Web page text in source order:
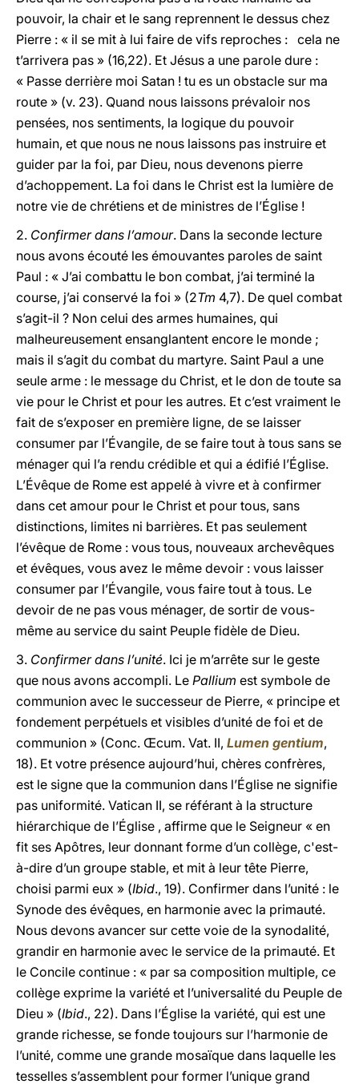
pouvoir, la chair et le sang reprennent le dessus chez
Pierre : « il se mit à lui faire de vifs reproches : cela ne
t’arrivera pas » (16,22). Et Jésus a une parole dure :
« Passe derrière moi Satan ! tu es un obstacle sur ma
route » (v. 23). Quand nous laissons prévaloir nos
pensées, nos sentiments, la logique du pouvoir
humain, et que nous ne nous laissons pas instruire et
guider par la foi, par Dieu, nous devenons pierre
d’achoppement. La foi dans le Christ est la lumière de
notre vie de chrétiens et de ministres de l’Église !
2. Confirmer dans l’amour. Dans la seconde lecture
nous avons écouté les émouvantes paroles de saint
Paul : « J’ai combattu le bon combat, j’ai terminé la
course, j’ai conservé la foi » (2Tm 4,7). De quel combat
s’agit-il ? Non celui des armes humaines, qui
malheureusement ensanglantent encore le monde ;
mais il s’agit du combat du martyre. Saint Paul a une
seule arme : le message du Christ, et le don de toute sa
vie pour le Christ et pour les autres. Et c’est vraiment le
fait de s’exposer en première ligne, de se laisser
consumer par l’Évangile, de se faire tout à tous sans se
ménager qui l’a rendu crédible et qui a édifié l’Église.
L’Évêque de Rome est appelé à vivre et à confirmer
dans cet amour pour le Christ et pour tous, sans
distinctions, limites ni barrières. Et pas seulement
l’évêque de Rome : vous tous, nouveaux archevêques
et évêques, vous avez le même devoir : vous laisser
consumer par l’Évangile, vous faire tout à tous. Le
devoir de ne pas vous ménager, de sortir de vous-
même au service du saint Peuple fidèle de Dieu.
3. Confirmer dans l’unité. Ici je m’arrête sur le geste
que nous avons accompli. Le Pallium est symbole de
communion avec le successeur de Pierre, « principe et
fondement perpétuels et visibles d’unité de foi et de
communion » (Conc. Œcum. Vat. II, Lumen gentium,
18). Et votre présence aujourd’hui, chères confrères,
est le signe que la communion dans l’Église ne signifie
pas uniformité. Vatican II, se référant à la structure
hiérarchique de l’Église , affirme que le Seigneur « en
fit ses Apôtres, leur donnant forme d’un collège, c'est-
à-dire d’un groupe stable, et mit à leur tête Pierre,
choisi parmi eux » (Ibid., 19). Confirmer dans l’unité : le
Synode des évêques, en harmonie avec la primauté.
Nous devons avancer sur cette voie de la synodalité,
grandir en harmonie avec le service de la primauté. Et
le Concile continue : « par sa composition multiple, ce
collège exprime la variété et l’universalité du Peuple de
Dieu » (Ibid., 22). Dans l’Église la variété, qui est une
grande richesse, se fonde toujours sur l’harmonie de
l’unité, comme une grande mosaïque dans laquelle les
tesselles s’assemblent pour former l’unique grand